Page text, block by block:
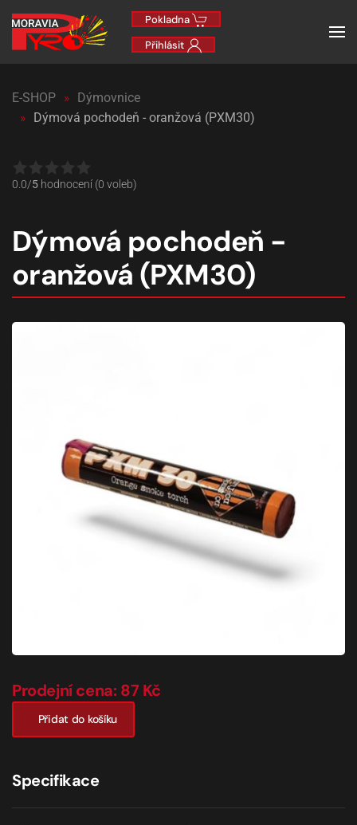
Pokladna
Přihlásit
E-SHOP
Dýmovnice
Dýmová pochodeň - oranžová (PXM30)
0.0/5 hodnocení (0 voleb)
Dýmová pochodeň -
oranžová (PXM30)
Prodejní cena: 87 Kč
Přidat do košíku
Specifikace